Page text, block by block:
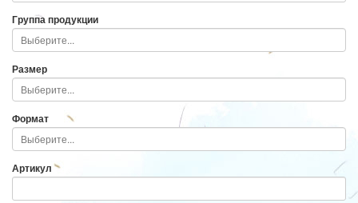
Группа продукции
Размер
Формат
Артикул